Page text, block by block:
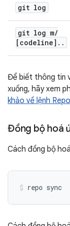
git log
git log m/
[codeline] . .
Để biết thông tin
xuống, hãy xem
khảo về lệnh Repo
Đồng bộ hoá
Cách đồng bộ
repo sync